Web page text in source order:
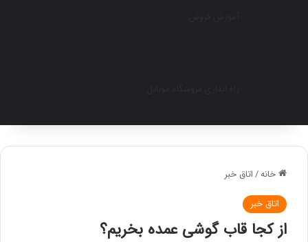
خانه/اتاق خبر
اتاق خبر
از کجا قاب گوشی عمده بخریم؟